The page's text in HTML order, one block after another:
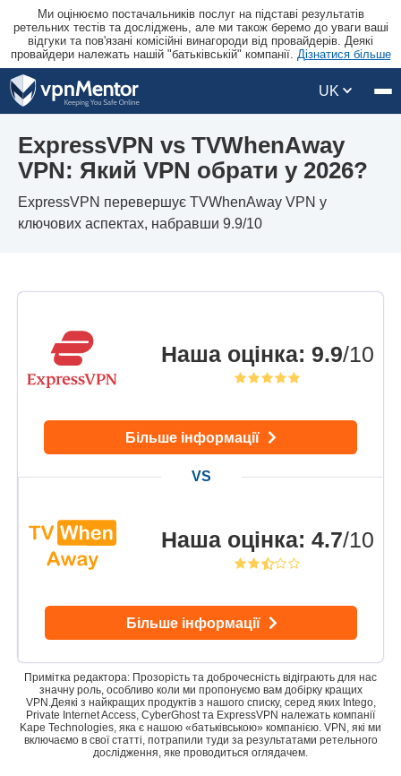
Ми оцінюємо постачальників послуг на підставі результатів
ретельних тестів та досліджень, але ми також беремо до уваги ваші
відгуки та пов'язані комісійні винагороди від провайдерів. Деякі
провайдери належать нашій "батьківській" компанії. Дізнатися більше
UK
ExpressVPN vs TVWhenAway
VPN: Який VPN обрати у 2026?
ExpressVPN перевершує TVWhenAway VPN у
ключових аспектах, набравши 9.9/10
Наша оцінка: 9.9/10
Більше інформації
Наша оцінка: 4.7/10
Більше інформації
Примітка редактора: Прозорість та доброчесність відіграють для нас
значну роль, особливо коли ми пропонуємо вам добірку кращих
VPN.Деякі з найкращих продуктів з нашого списку, серед яких Intego,
Private Internet Access, CyberGhost та ExpressVPN належать компанії
Kape Technologies, яка є нашою «батьківською» компанією. VPN, які ми
включаємо в свої статті, потрапили туди за результатами ретельного
дослідження, яке проводиться оглядачем.